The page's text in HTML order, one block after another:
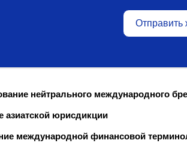
Отправить
нейтрального международного
азиатской юрисдикции
международной финансовой